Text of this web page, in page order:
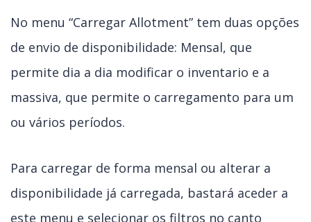
No menu “Carregar Allotment” tem duas opções
de envio de disponibilidade: Mensal, que
permite dia a dia modificar o inventario e a
massiva, que permite o carregamento para um
ou vários períodos.
Para carregar de forma mensal ou alterar a
disponibilidade já carregada, bastará aceder a
este menu e selecionar os filtros no canto